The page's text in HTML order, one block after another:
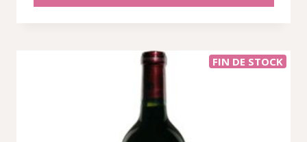
376,66 €. 023,32 €.
FIN DE STOCK